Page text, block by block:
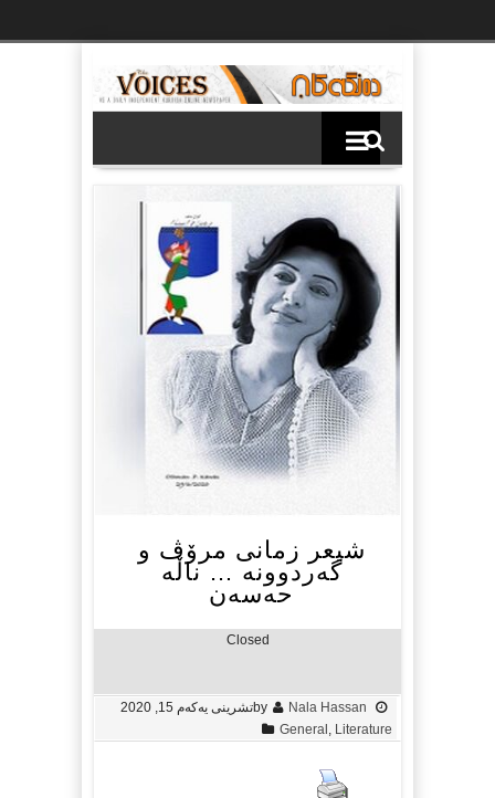
شیعر زمانی مرۆڤ و
گەردوونە … ناڵە
حەسەن
Closed
by Nala Hassan
تشرینی یه‌كه‌م 15, 2020
General Literature